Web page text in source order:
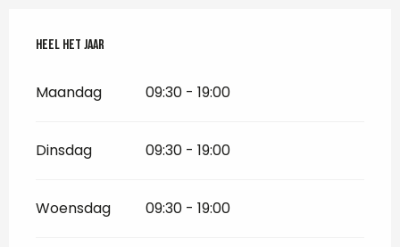
Heel het jaar
Heel het jaar
Maandag 09:30 - 19:00
Dinsdag 09:30 - 19:00
Woensdag 09:30 - 19:00